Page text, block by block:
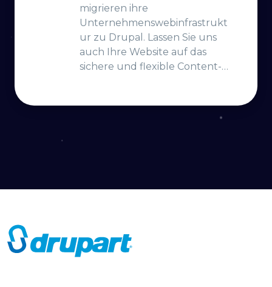
migrieren ihre
Unternehmenswebinfrastrukt
ur zu Drupal. Lassen Sie uns
auch Ihre Website auf das
sichere und flexible Content-